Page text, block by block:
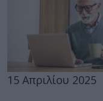
15 Απριλίου 2025